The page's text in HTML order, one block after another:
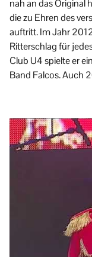
nah an das Original
die zu Ehren des
auftritt. Im Jahr
Ritterschlag für
Club U4 spielte er
Band Falcos. Auch